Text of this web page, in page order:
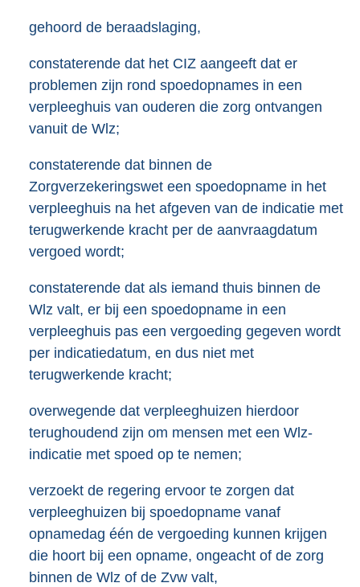
gehoord de beraadslaging,
constaterende dat het CIZ aangeeft dat er
problemen zijn rond spoedopnames in een
verpleeghuis van ouderen die zorg ontvangen
vanuit de Wlz;
constaterende dat binnen de
Zorgverzekeringswet een spoedopname in het
verpleeghuis na het afgeven van de indicatie met
terugwerkende kracht per de aanvraagdatum
vergoed wordt;
constaterende dat als iemand thuis binnen de
Wlz valt, er bij een spoedopname in een
verpleeghuis pas een vergoeding gegeven wordt
per indicatiedatum, en dus niet met
terugwerkende kracht;
overwegende dat verpleeghuizen hierdoor
terughoudend zijn om mensen met een Wlz-
indicatie met spoed op te nemen;
verzoekt de regering ervoor te zorgen dat
verpleeghuizen bij spoedopname vanaf
opnamedag één de vergoeding kunnen krijgen
die hoort bij een opname, ongeacht of de zorg
binnen de Wlz of de Zvw valt,